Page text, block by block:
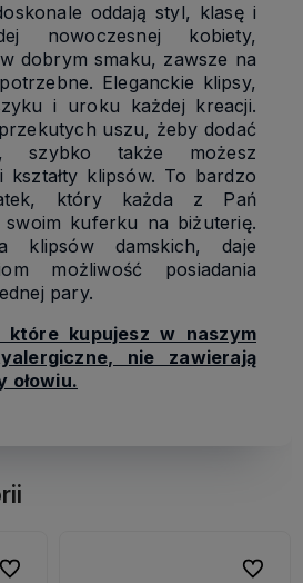
oddają styl, klasę i
nowoczesnej kobiety,
dobrym smaku, zawsze na
Eleganckie klipsy,
i uroku każdej kreacji.
uszu, żeby dodać
szybko także możesz
kształty klipsów. To bardzo
który każda z Pań
kuferku na biżuterię.
klipsów damskich, daje
możliwość posiadania
pary.
które kupujesz w naszym
nie zawierają
ołowiu.
Do ulubionych
Do ulubionych Do
Do